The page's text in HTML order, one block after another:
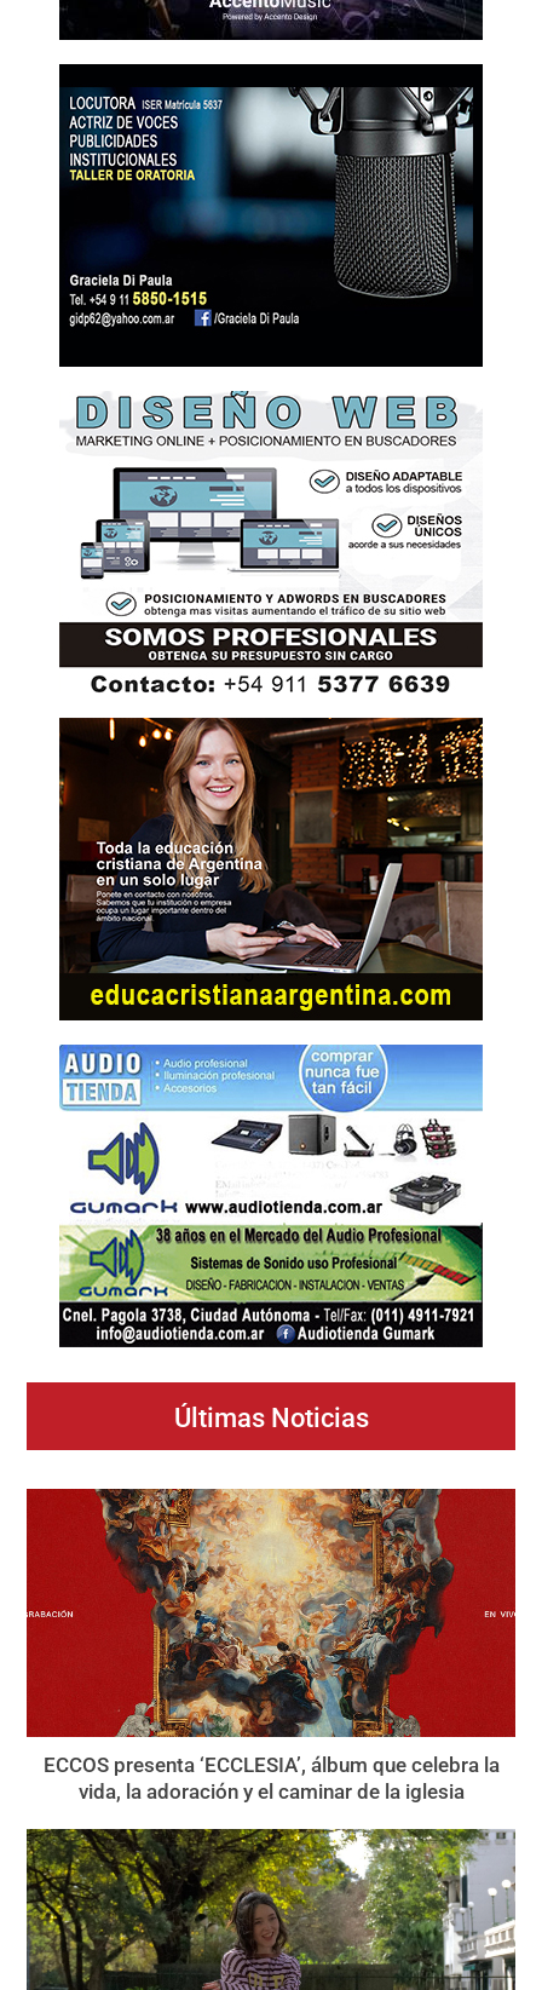
Últimas Noticias
ECCOS presenta ‘ECCLESIA’, álbum que celebra la
vida, la adoración y el caminar de la iglesia